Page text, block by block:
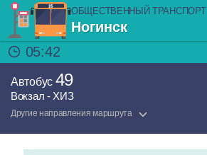
ОБЩЕСТВЕННЫЙ ТРАНСПОРТ
Ногинск
05:42
Автобус 49
Вокзал - ХИЗ
Другие направления маршрута